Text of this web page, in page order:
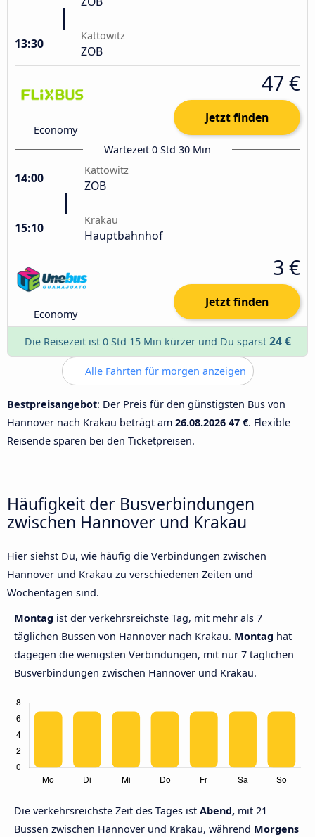
13:30
Kattowitz
ZOB
Economy
47 €
Jetzt finden
Wartezeit 0 Std 30 Min
14:00
Kattowitz
ZOB
15:10
Krakau
Hauptbahnhof
Economy
3 €
Jetzt finden
Die Reisezeit ist 0 Std 15 Min kürzer und Du sparst 24 €
Alle Fahrten für morgen anzeigen
Bestpreisangebot: Der Preis für den günstigsten Bus von
Hannover nach Krakau beträgt am 26.08.2026 47 €. Flexible
Reisende sparen bei den Ticketpreisen.
Häufigkeit der Busverbindungen
zwischen Hannover und Krakau
Hier siehst Du, wie häufig die Verbindungen zwischen
Hannover und Krakau zu verschiedenen Zeiten und
Wochentagen sind.
Montag ist der verkehrsreichste Tag, mit mehr als 7
täglichen Bussen von Hannover nach Krakau. Montag hat
dagegen die wenigsten Verbindungen, mit nur 7 täglichen
Busverbindungen zwischen Hannover und Krakau.
Die verkehrsreichste Zeit des Tages ist Abend, mit 21
Bussen zwischen Hannover und Krakau, während Morgens